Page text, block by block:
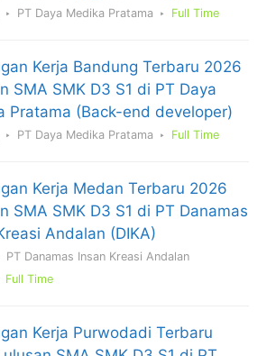
PT Daya Medika Pratama Full Time
Kerja Bandung Terbaru 2026
SMA SMK D3 S1 di PT Daya
Pratama (Back-end developer)
PT Daya Medika Pratama Full Time
Kerja Medan Terbaru 2026
SMA SMK D3 S1 di PT Danamas
Andalan (DIKA)
PT Danamas Insan Kreasi Andalan
Full Time
Kerja Purwodadi Terbaru